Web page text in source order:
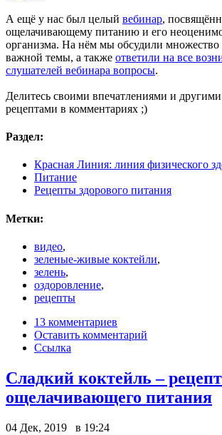
А ещё у нас был целый вебинар,
ощелачивающему питанию и его
организма. На нём мы обсудили множество
важной темы, а также ответили на все
слушателей вебинара вопросы.
Делитесь своими впечатлениями и
рецептами в комментариях ;)
Раздел:
Красная Линия: линия физического
Питание
Рецепты здорового питания
Метки:
видео,
зеленые-живые коктейли,
зелень,
оздоровление,
рецепты
13 комментариев
Оставить комментарий
Ссылка
Сладкий коктейль – рецепт
ощелачивающего питания
04 Дек, 2019 в 19:24